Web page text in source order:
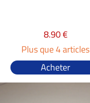
8.90 €
Plus que 4 articles
Acheter